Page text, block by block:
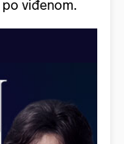
viđenom.